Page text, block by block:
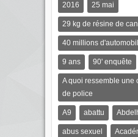
2016 25 mai
29 kg de résine de
40 millions
9 ans 90' enquête
A quoi ressemble une
de police
A9 abattu
abus sexuel